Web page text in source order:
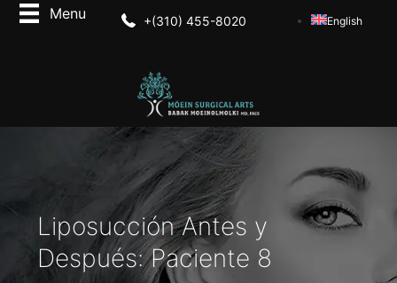
English
+(310) 455-8020
Liposucción Antes y
Después: Paciente 8